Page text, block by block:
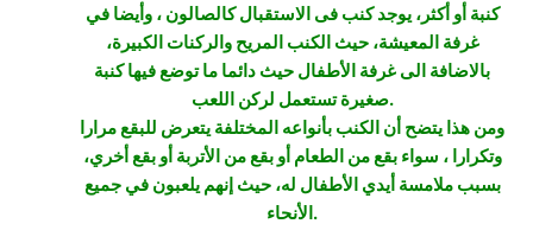
كنبة أو أكثر، يوجد كنب فى الاستقبال كالصالون ، وأيضا في
غرفة المعيشة، حيث الكنب المريح والركنات الكبيرة،
بالاضافة الى غرفة الأطفال حيث دائما ما توضع فيها كنبة
صغيرة تستعمل لركن اللعب.
ومن هذا يتضح أن الكنب بأنواعه المختلفة يتعرض للبقع مرارا
وتكرارا ، سواء بقع من الطعام أو بقع من الأتربة أو بقع أخري،
بسبب ملامسة أيدي الأطفال له، حيث إنهم يلعبون في جميع
الأنحاء.